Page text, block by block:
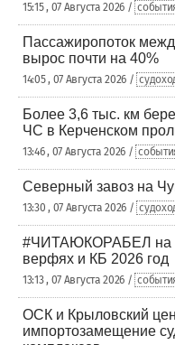
15:15 , 07 Августа 2026 /
Пассажиропоток
вырос почти на 40%
14:05 , 07 Августа 2026 /
Более 3,6 тыс. км
ЧС в Керченском
13:46 , 07 Августа 2026 /
Северный завоз на
13:30 , 07 Августа 2026 /
#ЧИТАЮКОРАБЕЛ на
верфях и КБ 2026 год
13:13 , 07 Августа 2026 /
ОСК и Крыловский
импортозамещение